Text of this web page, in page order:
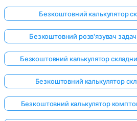
Безкоштовний калькулятор
Безкоштовний розв'язувач задач
Безкоштовний калькулятор
Безкоштовний калькулятор
Безкоштовний калькулятор